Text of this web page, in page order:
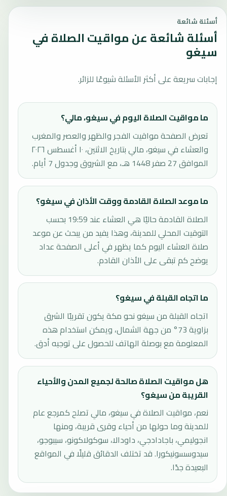
أسئلة شائعة
أسئلة شائعة عن مواقيت الصلاة في
سيغو
إجابات سريعة على أكثر الأسئلة شيوعًا للزائر.
ما مواقيت الصلاة اليوم في سيغو، مالي؟
تعرض الصفحة مواقيت الفجر والظهر والعصر والمغرب
والعشاء في سيغو، مالي بتاريخ الاثنين، ١٠ أغسطس ٢٠٢٦
الموافق 27 صفر 1448 هـ، مع الشروق وجدول 7 أيام.
ما موعد الصلاة القادمة ووقت الأذان في سيغو؟
الصلاة القادمة حاليًا هي العشاء عند 19:59 بحسب
التوقيت المحلي للمدينة، وهذا يفيد من يبحث عن موعد
صلاة العشاء اليوم كما يظهر في أعلى الصفحة عداد
يوضح كم تبقى على الأذان القادم.
ما اتجاه القبلة في سيغو؟
اتجاه القبلة من سيغو نحو مكة يكون تقريبًا الشرق
بزاوية 73° من جهة الشمال، ويمكن استخدام هذه
المعلومة مع بوصلة الهاتف للحصول على توجيه أدق.
هل مواقيت الصلاة صالحة لجميع المدن والأحياء
القريبة من سيغو؟
نعم، مواقيت الصلاة في سيغو، مالي تصلح كمرجع عام
للمدينة وما حولها من أحياء وقرى قريبة، ومنها
انجوليمي، باجادادجي، داودالا، سوكولاكونو، سيبوجو،
سيدوسسونيكورا. قد تختلف الدقائق قليلًا في المواقع
البعيدة جدًا.